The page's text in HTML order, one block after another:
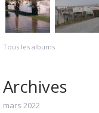
Tous les albums
Archives
mars 2022